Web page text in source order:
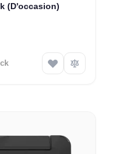
(D'occasion)